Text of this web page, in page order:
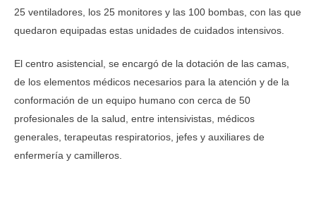
25 ventiladores, los 25 monitores y las 100 bombas, con las que
quedaron equipadas estas unidades de cuidados intensivos.
El centro asistencial, se encargó de la dotación de las camas,
de los elementos médicos necesarios para la atención y de la
conformación de un equipo humano con cerca de 50
profesionales de la salud, entre intensivistas, médicos
generales, terapeutas respiratorios, jefes y auxiliares de
enfermería y camilleros.